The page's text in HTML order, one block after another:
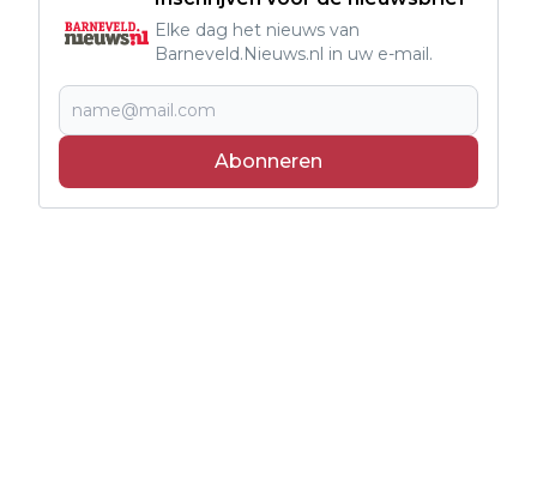
Elke dag het nieuws van
Barneveld.Nieuws.nl in uw e-mail.
Abonneren